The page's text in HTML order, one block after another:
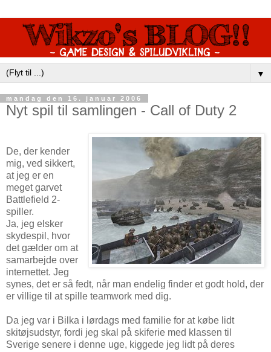
▼
mandag den 16. januar 2006
Nyt spil til samlingen - Call of Duty 2
De, der kender
mig, ved sikkert,
at jeg er en
meget garvet
Battlefield 2-
spiller.
Ja, jeg elsker
skydespil, hvor
det gælder om at
samarbejde over
internettet. Jeg
synes, det er så fedt, når man endelig finder et godt hold, der
er villige til at spille teamwork med dig.
Da jeg var i Bilka i lørdags med familie for at købe lidt
skitøjsudstyr, fordi jeg skal på skiferie med klassen til
Sverige senere i denne uge, kiggede jeg lidt på deres